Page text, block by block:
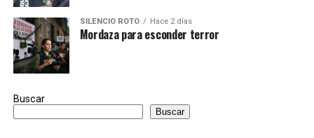
SILENCIO ROTO Hace 2 días
Mordaza para esconder terror
Buscar
Buscar